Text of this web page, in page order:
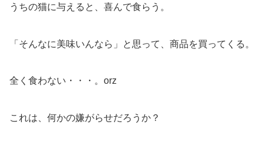
うちの猫に与えると、喜んで食らう。
「そんなに美味いんなら」と思って、商品を買ってくる。
全く食わない・・・。orz
これは、何かの嫌がらせだろうか？